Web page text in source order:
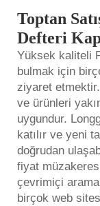
Toptan
Defteri
Yüksek kaliteli
bulmak için
ziyaret
ve ürünleri
uygundur.
katılır ve yeni
doğrudan
fiyat
çevrimiçi
birçok web